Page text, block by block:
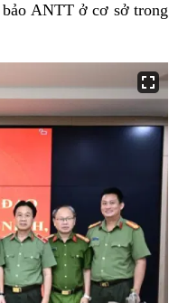
ANTT ở cơ sở trong